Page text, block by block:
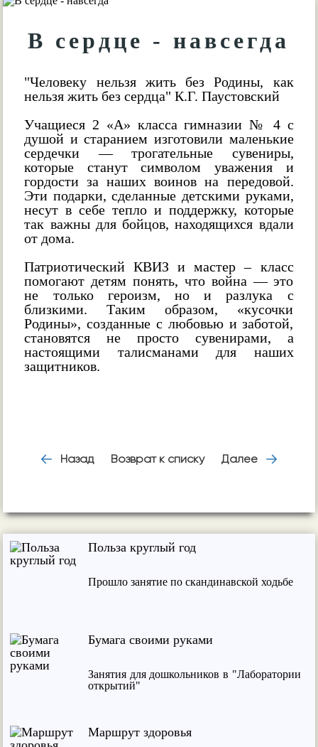
Польза круглый год
Прошло занятие по скандинавской ходьбе
Бумага своими руками
Занятия для дошкольников в "Лаборатории
открытий"
Маршрут здоровья
В сердце - навсегда
"Человеку нельзя жить без Родины, как
нельзя жить без сердца" К.Г. Паустовский
Учащиеся 2 «А» класса гимназии № 4 с
душой и старанием изготовили маленькие
сердечки — трогательные сувениры,
которые станут символом уважения и
гордости за наших воинов на передовой.
Эти подарки, сделанные детскими руками,
несут в себе тепло и поддержку, которые
так важны для бойцов, находящихся вдали
от дома.
Патриотический КВИЗ и мастер – класс
помогают детям понять, что война — это
не только героизм, но и разлука с
близкими. Таким образом, «кусочки
Родины», созданные с любовью и заботой,
становятся не просто сувенирами, а
настоящими талисманами для наших
защитников.
Назад Возврат к списку Далее